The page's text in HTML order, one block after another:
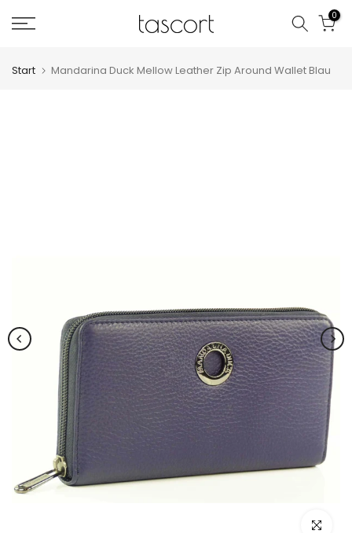
Zum
springen
0
Start Mandarina Duck Mellow Leather Zip Around Wallet Blau
klicken